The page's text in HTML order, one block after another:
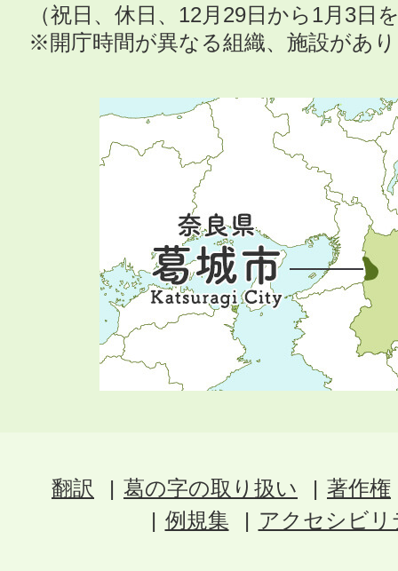
（祝日、休日、12月29日から1月3日
※開庁時間が異なる組織、施設があ
翻訳 葛の字の取り扱い
著作権
例規集
アクセシビ